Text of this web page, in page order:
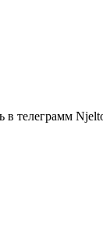
в телеграмм